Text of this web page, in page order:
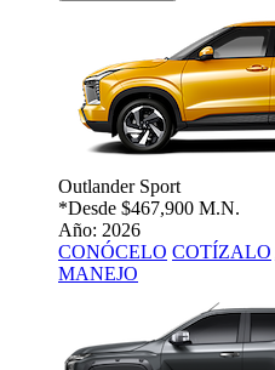
Outlander Sport
*Desde $467,900 M.N.
Año: 2026
CONÓCELO COTÍZALO
MANEJO